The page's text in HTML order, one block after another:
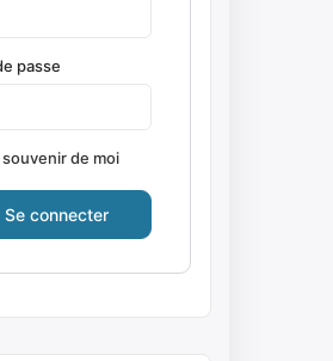
passe
souvenir de moi